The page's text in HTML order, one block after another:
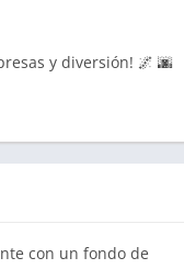
y diversión! 🌌 🌆
con un fondo de